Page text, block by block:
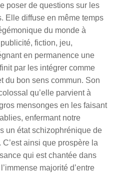
poser de questions sur les
Elle diffuse en même temps
du monde à
fiction, jeu,
en permanence une
par les intégrer comme
du bon sens commun. Son
qu’elle parvient à
mensonges en les faisant
enfermant notre
un état schizophrénique de
ainsi que prospère la
qui est chantée dans
majorité d’entre